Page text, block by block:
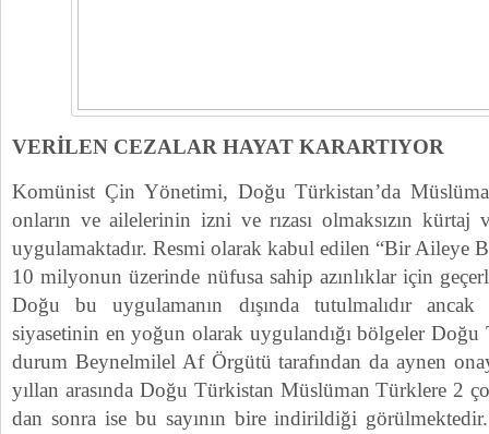
VERİLEN CEZALAR HAYAT KARARTIYOR
Komünist Çin Yönetimi, Doğu Türkistan’da
onların ve ailelerinin izni ve rızası olmaksızın kürtaj
uygulamaktadır. Resmi olarak kabul edilen “Bir Aileye
10 milyonun üzerinde nüfusa sahip azınlıklar için
Doğu bu uygulamanın dışında tutulmalıdır
siyasetinin en yoğun olarak uygulandığı bölgeler
durum Beynelmilel Af Örgütü tarafından da aynen
yıllan arasında Doğu Türkistan Müslüman Türklere 2
dan sonra ise bu sayının bire indirildiği